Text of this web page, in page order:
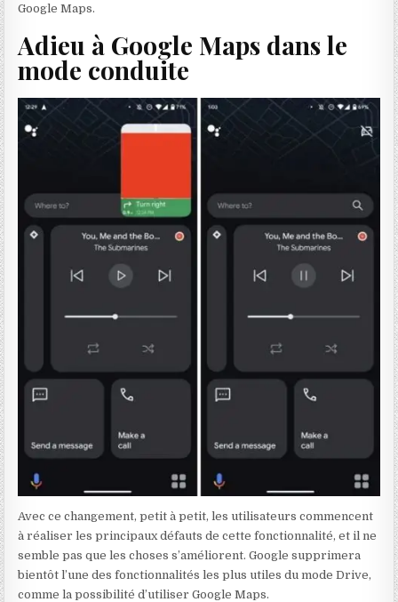
Google Maps.
Adieu à Google Maps dans le
mode conduite
Avec ce changement, petit à petit, les utilisateurs commencent
à réaliser les principaux défauts de cette fonctionnalité, et il ne
semble pas que les choses s’améliorent. Google supprimera
bientôt l’une des fonctionnalités les plus utiles du mode Drive,
comme la possibilité d’utiliser Google Maps.